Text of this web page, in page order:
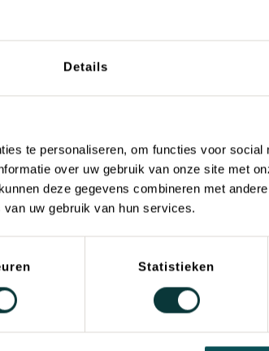
Details
te personaliseren, om functies voor social
over uw gebruik van onze site met
deze gegevens combineren met
uw gebruik van hun services.
Statistieken